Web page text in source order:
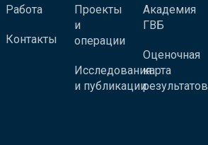
Работа
Контакты
Проекты
и
операции
Исследования
и публикации
Академия
ГВБ
Оценочная
карта
результатов